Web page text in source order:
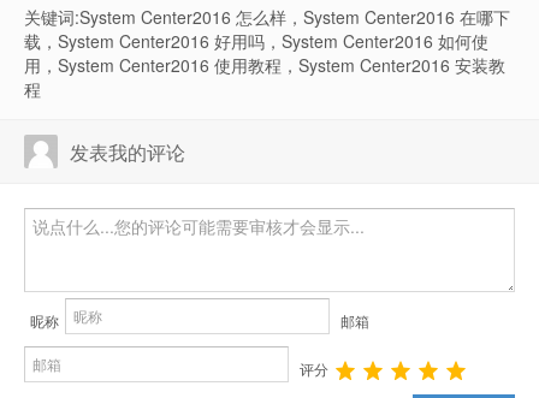
关键词:System Center2016 怎么样，System Center2016 在哪下
载，System Center2016 好用吗，System Center2016 如何使
用，System Center2016 使用教程，System Center2016 安装教
程
发表我的评论
昵称 邮箱
评分